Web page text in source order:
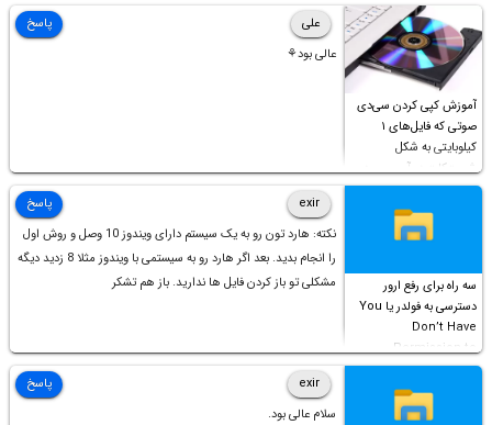
آموزش کپی کردن سی‌دی
صوتی که فایل‌های ۱
کیلوبایتی به شکل
شورت‌کات در آن موجود
است!
علی
عالی بود⚘
پاسخ
سه راه برای رفع ارور
دسترسی به فولدر یا You
Don’t Have
Permission to
Access this folder
exir
نکته: هارد تون رو به یک سیستم دارای ویندوز 10 وصل و روش اول
را انجام بدید. بعد اگر هارد رو به سیستمی با ویندوز مثلا 8 زدید دیگه
مشکلی تو باز کردن فایل ها ندارید. باز هم تشکر
پاسخ
exir
سلام عالی بود.
پاسخ